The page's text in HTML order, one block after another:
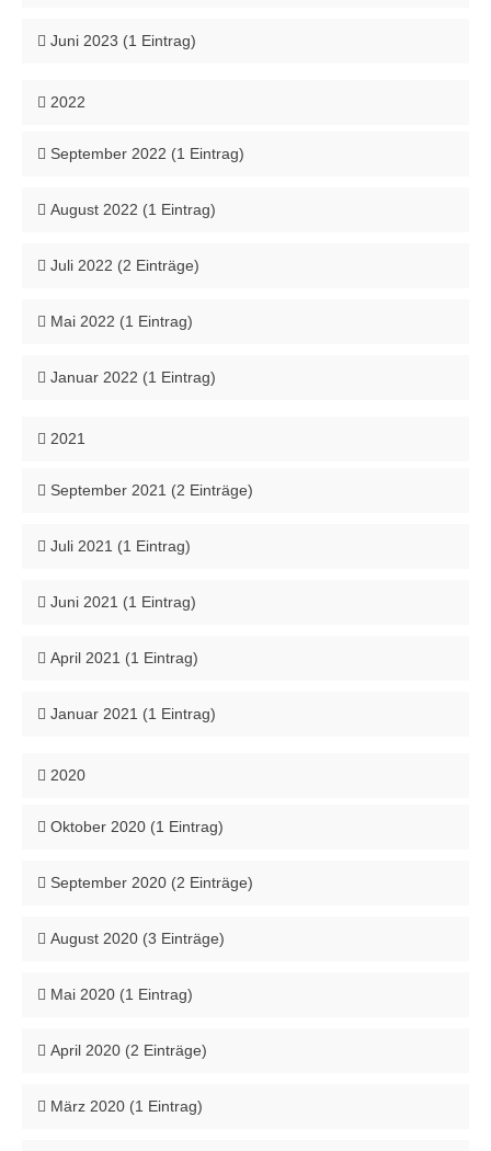
Juni 2023 (1 Eintrag)
2022
September 2022 (1 Eintrag)
August 2022 (1 Eintrag)
Juli 2022 (2 Einträge)
Mai 2022 (1 Eintrag)
Januar 2022 (1 Eintrag)
2021
September 2021 (2 Einträge)
Juli 2021 (1 Eintrag)
Juni 2021 (1 Eintrag)
April 2021 (1 Eintrag)
Januar 2021 (1 Eintrag)
2020
Oktober 2020 (1 Eintrag)
September 2020 (2 Einträge)
August 2020 (3 Einträge)
Mai 2020 (1 Eintrag)
April 2020 (2 Einträge)
März 2020 (1 Eintrag)